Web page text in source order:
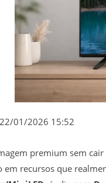
01/2026 15:52
premium sem
em recursos que